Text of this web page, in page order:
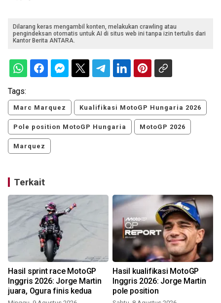
Dilarang keras mengambil konten, melakukan crawling atau
pengindeksan otomatis untuk AI di situs web ini tanpa izin tertulis dari
Kantor Berita ANTARA.
Tags:
Marc Marquez Kualifikasi MotoGP Hungaria 2026
Pole position MotoGP Hungaria MotoGP 2026
Marquez
Terkait
Hasil sprint race MotoGP
Inggris 2026: Jorge Martin
juara, Ogura finis kedua
Hasil kualifikasi MotoGP
Inggris 2026: Jorge Martin
pole position